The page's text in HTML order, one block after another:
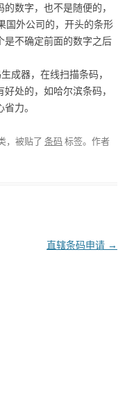
数字，也不是随便的，
国外公司的，开头的条形
是不确定前面的数字之后
成器，在线扫描条码，
处的，如哈尔滨条码，
力。
，被贴了 条码 标签。 作者
直辖条码申请 →